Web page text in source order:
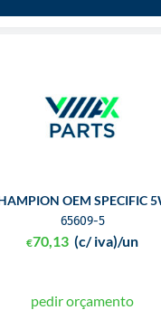
OEM SPECIFIC
65609-5
€70,13 (c/ iva)/un
pedir orçamento